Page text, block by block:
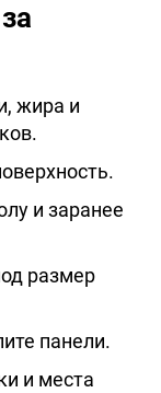
жира и
и заранее
размер
панели.
и места